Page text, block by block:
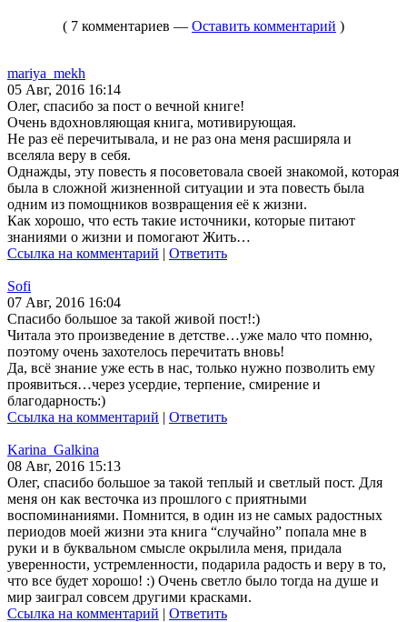
( 7 комментариев — Оставить комментарий )
mariya_mekh
05 Авг, 2016 16:14
Олег, спасибо за пост о вечной книге!
Очень вдохновляющая книга, мотивирующая.
Не раз её перечитывала, и не раз она меня расширяла и
вселяла веру в себя.
Однажды, эту повесть я посоветовала своей знакомой, которая
была в сложной жизненной ситуации и эта повесть была
одним из помощников возвращения её к жизни.
Как хорошо, что есть такие источники, которые питают
знаниями о жизни и помогают Жить…
Ссылка на комментарий | Ответить
Sofi
07 Авг, 2016 16:04
Спасибо большое за такой живой пост!:)
Читала это произведение в детстве…уже мало что помню,
поэтому очень захотелось перечитать вновь!
Да, всё знание уже есть в нас, только нужно позволить ему
проявиться…через усердие, терпение, смирение и
благодарность:)
Ссылка на комментарий | Ответить
Karina_Galkina
08 Авг, 2016 15:13
Олег, спасибо большое за такой теплый и светлый пост. Для
меня он как весточка из прошлого с приятными
воспоминаниями. Помнится, в один из не самых радостных
периодов моей жизни эта книга “случайно” попала мне в
руки и в буквальном смысле окрылила меня, придала
уверенности, устремленности, подарила радость и веру в то,
что все будет хорошо! :) Очень светло было тогда на душе и
мир заиграл совсем другими красками.
Ссылка на комментарий | Ответить